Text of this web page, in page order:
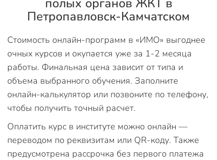
полых органов ЖКТ в
Петропавловск-Камчатском
Стоимость онлайн-программ в «ИМО» выгоднее
очных курсов и окупается уже за 1-2 месяца
работы. Финальная цена зависит от типа и
объема выбранного обучения. Заполните
онлайн-калькулятор или позвоните по телефону,
чтобы получить точный расчет.
Оплатить курс в институте можно онлайн —
переводом по реквизитам или QR-коду. Также
предусмотрена рассрочка без первого платежа